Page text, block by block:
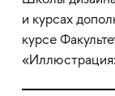
и курсах
курсе